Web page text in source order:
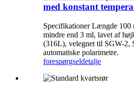
med konstant
Specifikationer Længde 100
mindre end 3 ml, lavet af
(316L), velegnet til SGW-2,
automatiske polarimetre.
forespørgseldetalje